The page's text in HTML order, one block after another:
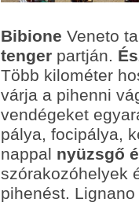
Bibione Veneto
tenger partján.
Több kilométer
várja a pihenni
vendégeket
pálya, focipálya,
nappal nyüzsgő
szórakozóhelyek
pihenést.